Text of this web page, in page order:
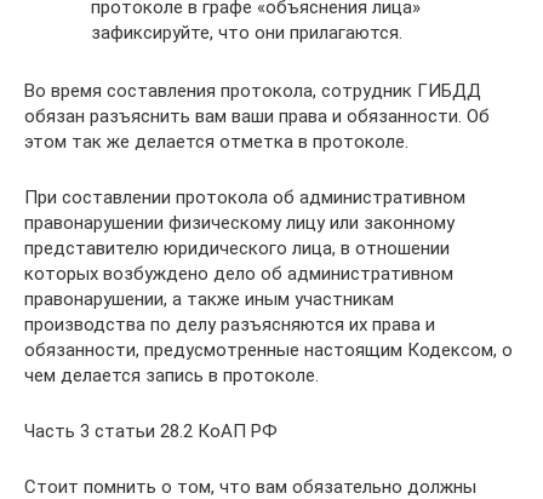
протоколе в графе «объяснения лица»
зафиксируйте, что они прилагаются.
Во время составления протокола, сотрудник ГИБДД
обязан разъяснить вам ваши права и обязанности. Об
этом так же делается отметка в протоколе.
При составлении протокола об административном
правонарушении физическому лицу или законному
представителю юридического лица, в отношении
которых возбуждено дело об административном
правонарушении, а также иным участникам
производства по делу разъясняются их права и
обязанности, предусмотренные настоящим Кодексом, о
чем делается запись в протоколе.
Часть 3 статьи 28.2 КоАП РФ
Стоит помнить о том, что вам обязательно должны